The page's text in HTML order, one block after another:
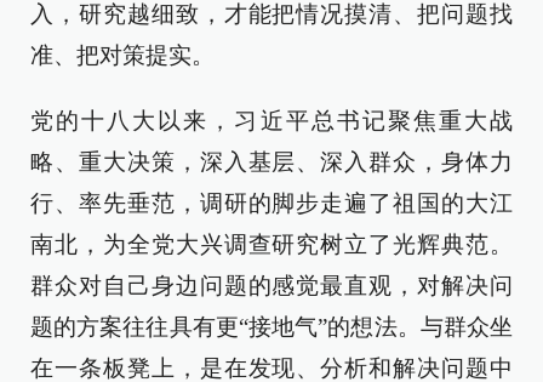
入，研究越细致，才能把情况摸清、把问题找
准、把对策提实。
党的十八大以来，习近平总书记聚焦重大战
略、重大决策，深入基层、深入群众，身体力
行、率先垂范，调研的脚步走遍了祖国的大江
南北，为全党大兴调查研究树立了光辉典范。
群众对自己身边问题的感觉最直观，对解决问
题的方案往往具有更“接地气”的想法。与群众坐
在一条板凳上，是在发现、分析和解决问题中